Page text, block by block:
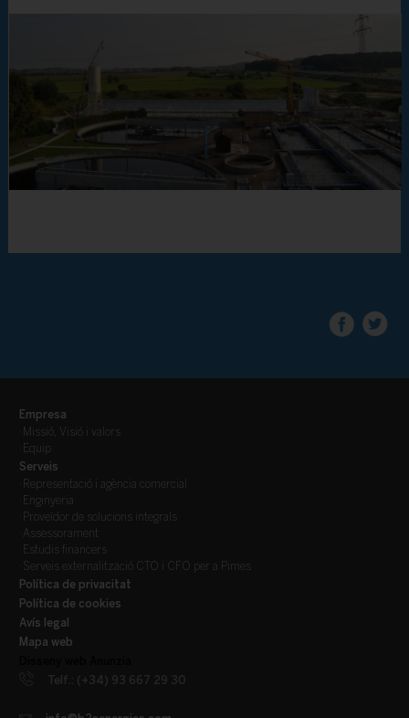
Empresa
Missió, Visió i valors
Equip
Serveis
Representació i agència comercial
Enginyeria
Proveïdor de solucions integrals
Assessorament
Estudis financers
Serveis externalització CTO i CFO per a Pimes
Política de privacitat
Política de cookies
Avís legal
Mapa web
Telf.: (+34) 93 667 29 30